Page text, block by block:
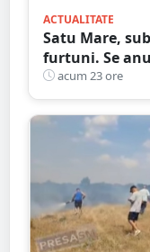
ACTUALITATE
Satu Mare,
furtuni. Se
ridicate.
acum 23 ore